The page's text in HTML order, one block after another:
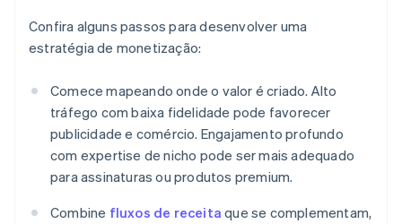
Confira alguns passos para desenvolver uma
estratégia de monetização:
Comece mapeando onde o valor é criado. Alto
tráfego com baixa fidelidade pode favorecer
publicidade e comércio. Engajamento profundo
com expertise de nicho pode ser mais adequado
para assinaturas ou produtos premium.
Combine fluxos de receita que se complementam,